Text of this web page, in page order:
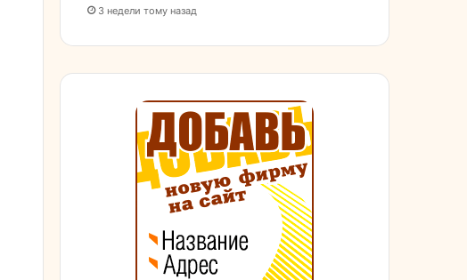
3 недели тому назад